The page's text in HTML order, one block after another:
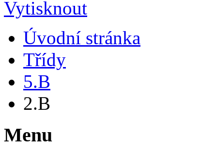
Úvodní stránka
Třídy
5.B
2.B
Menu